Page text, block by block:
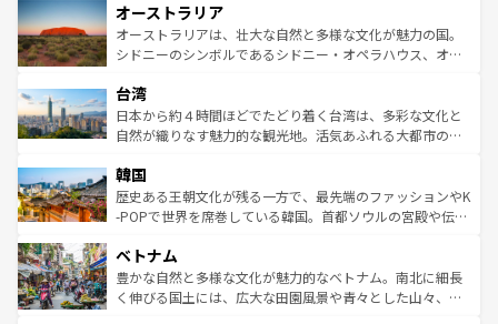
部のニューオーリンズでは、音楽と美食が融合した独特の
文化が魅力。旅行者はアメリカの各地域で異なる魅力を楽
しみながら、その多様性と豊かな歴史を感じることができ
ならではの贅沢な旅のスタイルだ。 なお、新着のアメリカ
情報はコンテンツ一覧を参照してほしい。
ワイ島は見逃せない。また、定番の観光地といえばオアフ
島だが、静かな自然を求めるならマウイ島やカウアイ島が
おすすめ。エメラルドグリーンに輝く海をはじめ、豊かな
れるおもてなしの心で訪れる人々を迎えてくれるハワイの
人々、おいしいローカルフードやハワイアンミュージッ
ク、伝統的なフラダンスなど、すべてがハワイの魅力を彩
ワイを、存分に味わってほしい。 なお、新着のハワイ情報
はコンテンツ一覧を参照してほしい。
オーストラリア
オーストラリアは、壮大な自然と多様な文化が魅力の国。
シドニーのシンボルであるシドニー・オペラハウス、オー
リアリーフや大陸中央部にそびえるウルル（エアーズロッ
ク）、タスマニアの美しい原生林やケアンズの熱帯雨林な
ど、見どころがたくさん。また、カフェやワイン、オージ
いる。アクティビティも充実しており、サーフィンやダイ
ビング、ハイキングなど、アウトドア好きにはたまらな
い。オーストラリアの多彩な魅力を存分に味わいつくそ
参照してほしい。
台湾
日本から約４時間ほどでたどり着く台湾は、多彩な文化と
自然が織りなす魅力的な観光地。活気あふれる大都市の台
ン）、静ひつな山岳地帯である台湾東部など、都市の喧騒
と山間の静けさが共存しており、訪れる人に新しい発見と
驚きをもたらしてくれる。また、奥深い台湾の食文化も魅
容にもいいと評判のスイーツなど、バラエティ豊かな料理
が味わえる。 なお、新着の台湾情報は コンテンツ一覧を参
照してほしい。
韓国
歴史ある王朝文化が残る一方で、最先端のファッションやK
-POPで世界を席巻している韓国。首都ソウルの宮殿や伝統
き、地方に足を延ばせば四季折々の自然美を楽しむことが
できる。そして、キムチや焼肉、絶品のストリートフード
まで、さまざまな韓国料理が待っている。夜には、韓国な
ベトナム
豊かな自然と多様な文化が魅力的なベトナム。南北に細長
く伸びる国土には、広大な田園風景や青々とした山々、世